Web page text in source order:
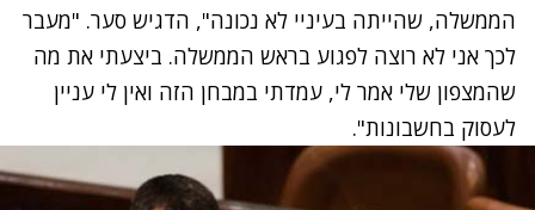
הממשלה, שהייתה בעיניי לא נכונה", הדגיש סער. "מעבר
לכך אני לא רוצה לפגוע בראש הממשלה. ביצעתי את מה
שהמצפון שלי אמר לי, עמדתי במבחן הזה ואין לי עניין
לעסוק בחשבונות".